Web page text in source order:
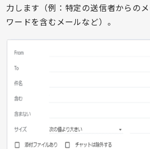
力します（例：特定の送信者からの
ワードを含むメールなど）。